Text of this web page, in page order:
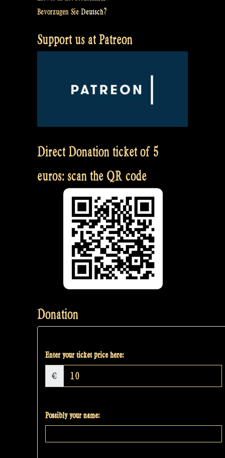
Bevorzugen Sie Deutsch?
Support us at Patreon
Direct Donation ticket of 5
euros: scan the QR code
Donation
Enter your ticket price here:
€
Possibly your name: